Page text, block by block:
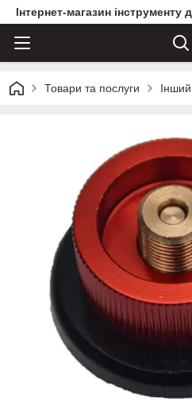
Інтернет-магазин
Товари та послуги